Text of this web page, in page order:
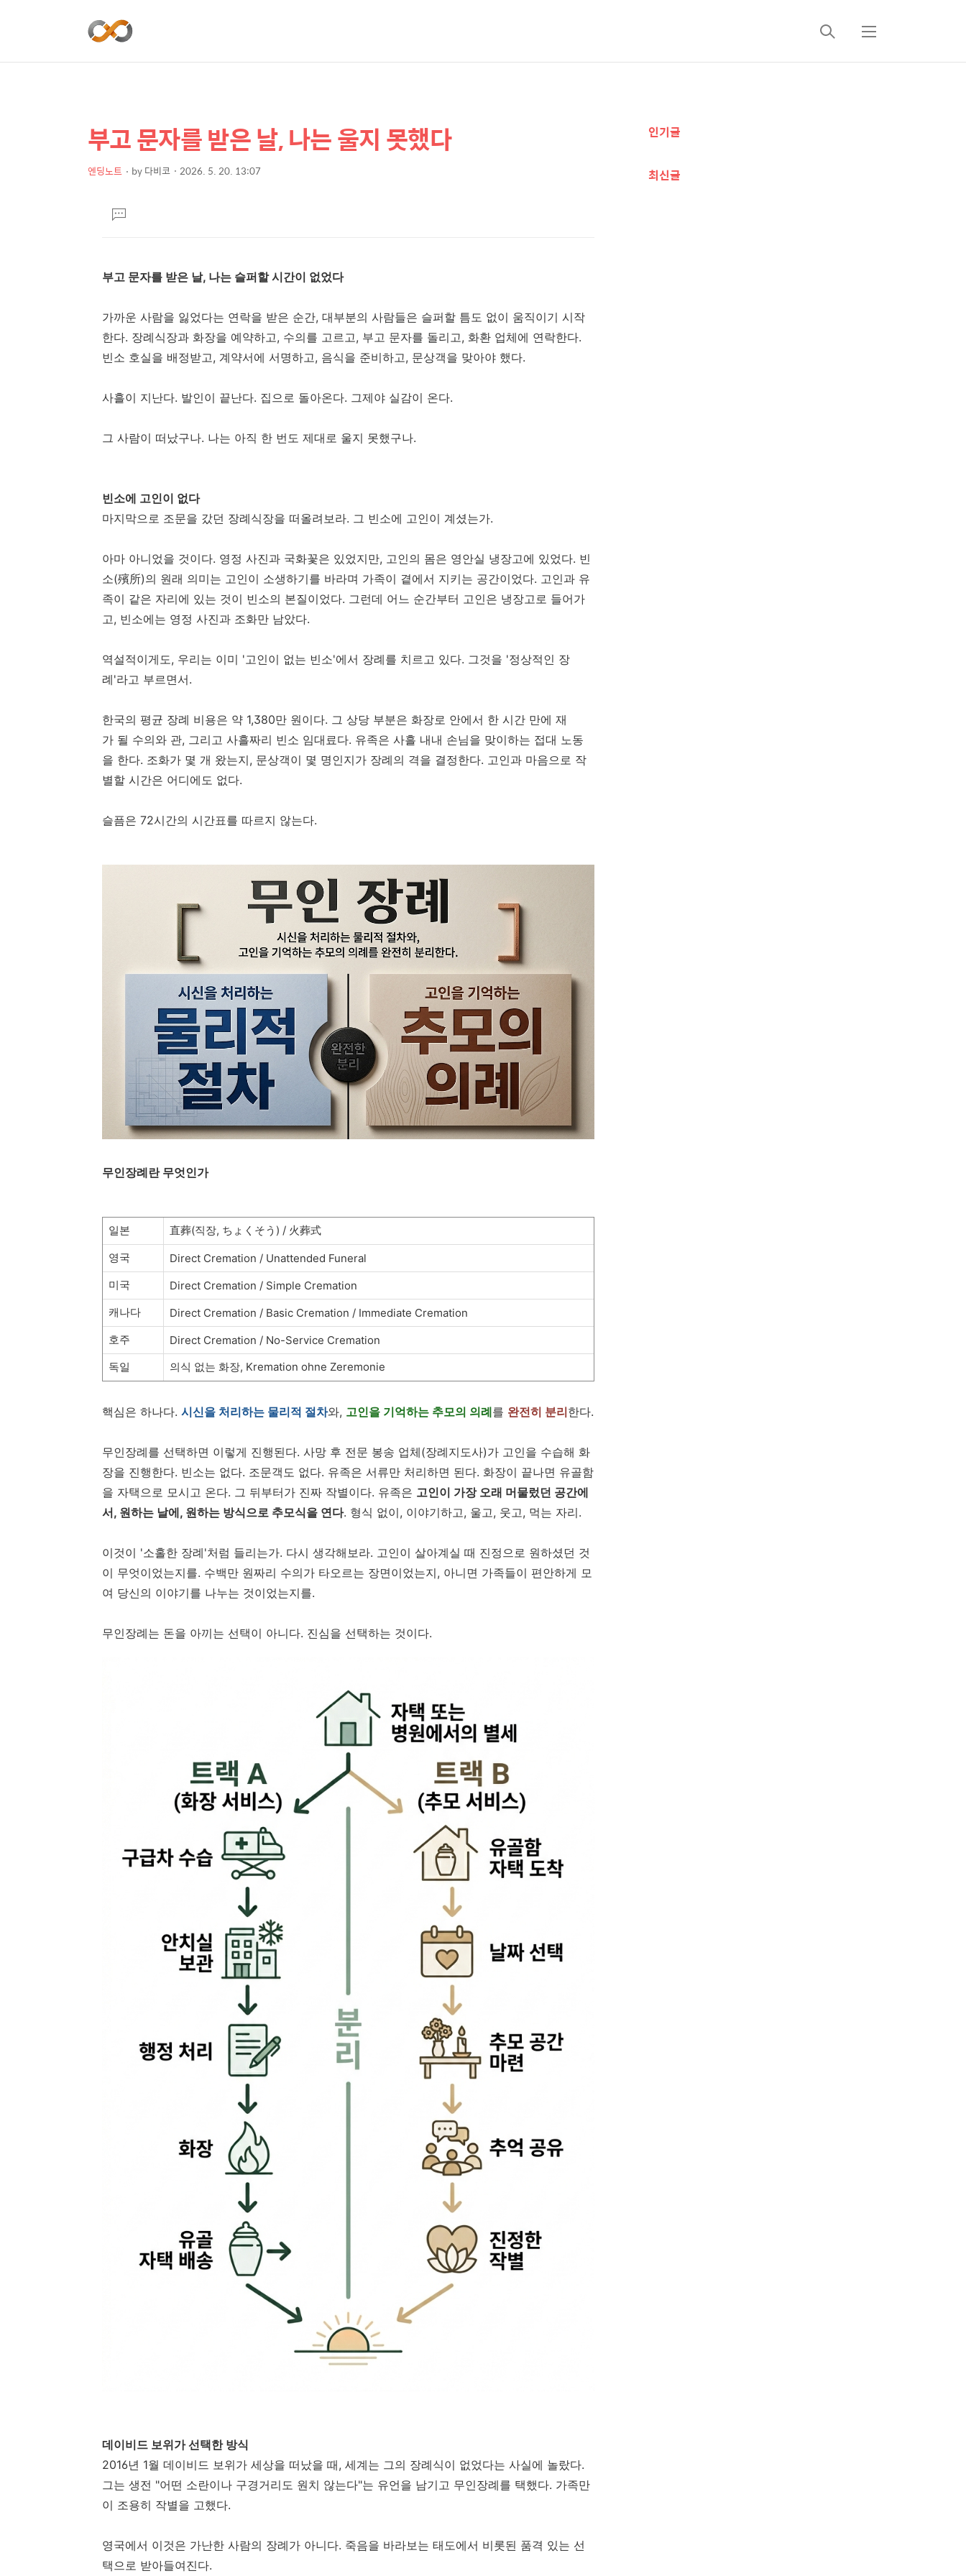
검
메
상
세
컨
본
문
제
부고 문자를 받은 날, 나는 울지 못했다
엔딩노트 by다비코 2026. 5. 20. 13:07
댓
글
부고 문자를 받은 날, 나는 슬퍼할 시간이 없었다
가까운 사람을 잃었다는 연락을 받은 순간, 대부분의 사람들은 슬퍼할 틈도 없이 움직이기 시작
한다. 장례식장과 화장을 예약하고, 수의를 고르고, 부고 문자를 돌리고, 화환 업체에 연락한다.
빈소 호실을 배정받고, 계약서에 서명하고, 음식을 준비하고, 문상객을 맞아야 했다.
사흘이 지난다. 발인이 끝난다. 집으로 돌아온다. 그제야 실감이 온다.
그 사람이 떠났구나. 나는 아직 한 번도 제대로 울지 못했구나.
빈소에 고인이 없다
마지막으로 조문을 갔던 장례식장을 떠올려보라. 그 빈소에 고인이 계셨는가.
아마 아니었을 것이다. 영정 사진과 국화꽃은 있었지만, 고인의 몸은 영안실 냉장고에 있었다. 빈
소(殯所)의 원래 의미는 고인이 소생하기를 바라며 가족이 곁에서 지키는 공간이었다. 고인과 유
족이 같은 자리에 있는 것이 빈소의 본질이었다. 그런데 어느 순간부터 고인은 냉장고로 들어가
고, 빈소에는 영정 사진과 조화만 남았다.
역설적이게도, 우리는 이미 '고인이 없는 빈소'에서 장례를 치르고 있다. 그것을 '정상적인 장
례'라고 부르면서.
한국의 평균 장례 비용은 약 1,380만 원이다. 그 상당 부분은 화장로 안에서 한 시간 만에 재
가 될 수의와 관, 그리고 사흘짜리 빈소 임대료다. 유족은 사흘 내내 손님을 맞이하는 접대 노동
을 한다. 조화가 몇 개 왔는지, 문상객이 몇 명인지가 장례의 격을 결정한다. 고인과 마음으로 작
별할 시간은 어디에도 없다.
슬픔은 72시간의 시간표를 따르지 않는다.
무인장례란 무엇인가
일본
直葬(직장, ちょくそう) / 火葬式
영국
Direct Cremation / Unattended Funeral
미국
Direct Cremation / Simple Cremation
캐나다
Direct Cremation / Basic Cremation / Immediate Cremation
호주
Direct Cremation / No-Service Cremation
독일
의식 없는 화장, Kremation ohne Zeremonie
핵심은 하나다. 시신을 처리하는 물리적 절차와, 고인을 기억하는 추모의 의례를 완전히 분리한다.
무인장례를 선택하면 이렇게 진행된다. 사망 후 전문 봉송 업체(장례지도사)가 고인을 수습해 화
장을 진행한다. 빈소는 없다. 조문객도 없다. 유족은 서류만 처리하면 된다. 화장이 끝나면 유골함
을 자택으로 모시고 온다. 그 뒤부터가 진짜 작별이다. 유족은 고인이 가장 오래 머물렀던 공간에
서, 원하는 날에, 원하는 방식으로 추모식을 연다. 형식 없이, 이야기하고, 울고, 웃고, 먹는 자리.
이것이 '소홀한 장례'처럼 들리는가. 다시 생각해보라. 고인이 살아계실 때 진정으로 원하셨던 것
이 무엇이었는지를. 수백만 원짜리 수의가 타오르는 장면이었는지, 아니면 가족들이 편안하게 모
여 당신의 이야기를 나누는 것이었는지를.
무인장례는 돈을 아끼는 선택이 아니다. 진심을 선택하는 것이다.
데이비드 보위가 선택한 방식
2016년 1월 데이비드 보위가 세상을 떠났을 때, 세계는 그의 장례식이 없었다는 사실에 놀랐다.
그는 생전 "어떤 소란이나 구경거리도 원치 않는다"는 유언을 남기고 무인장례를 택했다. 가족만
이 조용히 작별을 고했다.
영국에서 이것은 가난한 사람의 장례가 아니다. 죽음을 바라보는 태도에서 비롯된 품격 있는 선
택으로 받아들여진다.
추
정
인기글
최신글